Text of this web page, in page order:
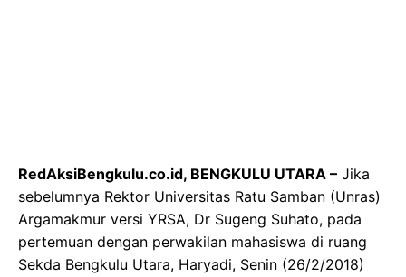
RedAksiBengkulu.co.id, BENGKULU UTARA – Jika
sebelumnya Rektor Universitas Ratu Samban (Unras)
Argamakmur versi YRSA, Dr Sugeng Suhato, pada
pertemuan dengan perwakilan mahasiswa di ruang
Sekda Bengkulu Utara, Haryadi, Senin (26/2/2018)